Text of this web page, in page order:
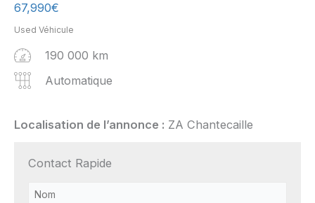
67,990€
Used Véhicule
190 000 km
Automatique
Localisation de l’annonce : ZA Chantecaille
Contact Rapide